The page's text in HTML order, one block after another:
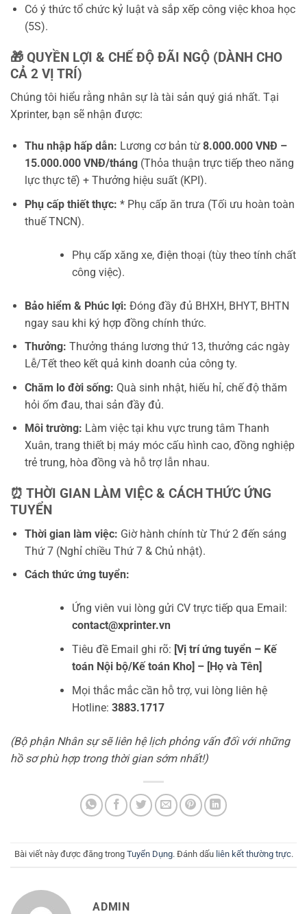
Có ý thức tổ chức kỷ luật và sắp xếp công việc khoa học
(5S).
🎁 QUYỀN LỢI & CHẾ ĐỘ ĐÃI NGỘ (DÀNH CHO
CẢ 2 VỊ TRÍ)
Chúng tôi hiểu rằng nhân sự là tài sản quý giá nhất. Tại
Xprinter, bạn sẽ nhận được:
Thu nhập hấp dẫn: Lương cơ bản từ 8.000.000 VNĐ –
15.000.000 VNĐ/tháng(Thỏa thuận trực tiếp theo năng
lực thực tế) + Thưởng hiệu suất (KPI).
Phụ cấp thiết thực: * Phụ cấp ăn trưa (Tối ưu hoàn toàn
thuế TNCN).
Phụ cấp xăng xe, điện thoại (tùy theo tính chất
công việc).
Bảo hiểm & Phúc lợi: Đóng đầy đủ BHXH, BHYT, BHTN
ngay sau khi ký hợp đồng chính thức.
Thưởng: Thưởng tháng lương thứ 13, thưởng các ngày
Lễ/Tết theo kết quả kinh doanh của công ty.
Chăm lo đời sống: Quà sinh nhật, hiếu hỉ, chế độ thăm
hỏi ốm đau, thai sản đầy đủ.
Môi trường: Làm việc tại khu vực trung tâm Thanh
Xuân, trang thiết bị máy móc cấu hình cao, đồng nghiệp
trẻ trung, hòa đồng và hỗ trợ lẫn nhau.
⏰ THỜI GIAN LÀM VIỆC & CÁCH THỨC ỨNG
TUYỂN
Thời gian làm việc: Giờ hành chính từ Thứ 2 đến sáng
Thứ 7 (Nghỉ chiều Thứ 7 & Chủ nhật).
Cách thức ứng tuyển:
Ứng viên vui lòng gửi CV trực tiếp qua Email:
contact@xprinter.vn
Tiêu đề Email ghi rõ: [Vị trí ứng tuyển – Kế
toán Nội bộ/Kế toán Kho] – [Họ và Tên]
Mọi thắc mắc cần hỗ trợ, vui lòng liên hệ
Hotline: 3883.1717
(Bộ phận Nhân sự sẽ liên hệ lịch phỏng vấn đối với những
hồ sơ phù hợp trong thời gian sớm nhất!)
Bài viết này được đăng trong Tuyển Dụng. Đánh dấu liên kết thường trực.
ADMIN